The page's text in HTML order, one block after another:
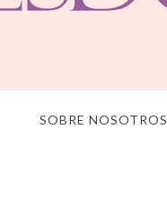
SOBRE NOSOTROS